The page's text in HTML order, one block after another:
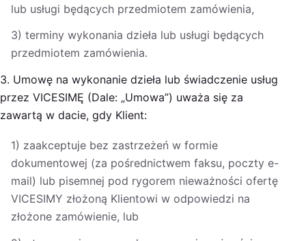
lub usługi będących przedmiotem zamówienia,
3) terminy wykonania dzieła lub usługi będących
przedmiotem zamówienia.
3. Umowę na wykonanie dzieła lub świadczenie usług
przez VICESIMĘ (Dale: „Umowa”) uważa się za
zawartą w dacie, gdy Klient:
1) zaakceptuje bez zastrzeżeń w formie
dokumentowej (za pośrednictwem faksu, poczty e-
mail) lub pisemnej pod rygorem nieważności ofertę
VICESIMY złożoną Klientowi w odpowiedzi na
złożone zamówienie, lub